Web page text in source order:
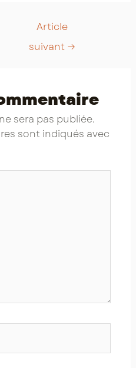
Article
suivant →
sera pas publiée.
sont indiqués avec